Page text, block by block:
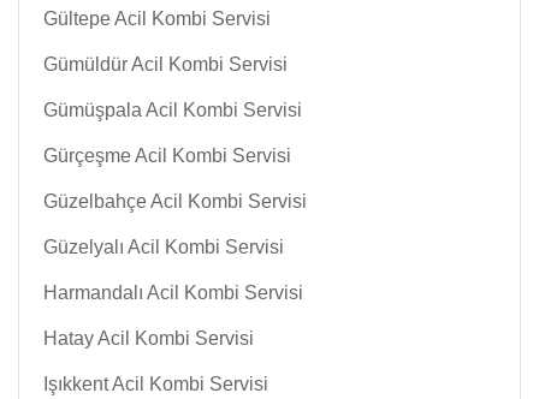
Gültepe Acil Kombi Servisi
Gümüldür Acil Kombi Servisi
Gümüşpala Acil Kombi Servisi
Gürçeşme Acil Kombi Servisi
Güzelbahçe Acil Kombi Servisi
Güzelyalı Acil Kombi Servisi
Harmandalı Acil Kombi Servisi
Hatay Acil Kombi Servisi
Işıkkent Acil Kombi Servisi